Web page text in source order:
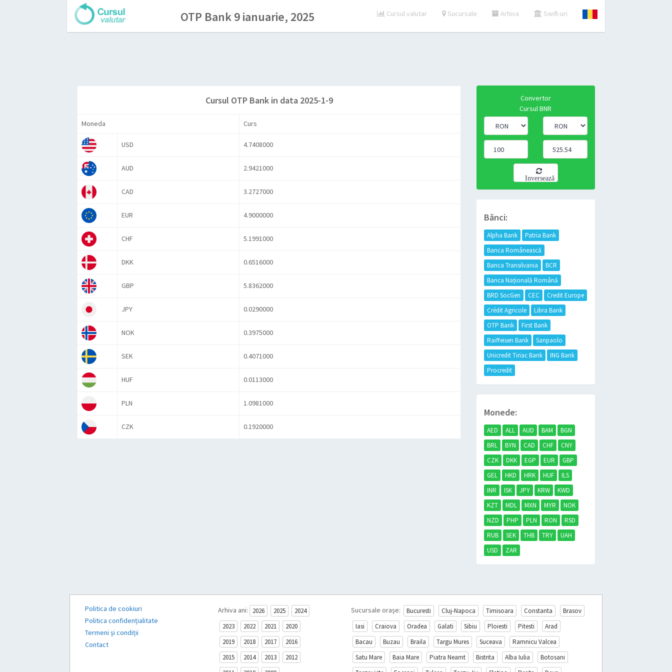
OTP Bank 9 ianuarie, 2025 Cursul valutar Sucursale Arhiva Swift-uri
Cursul OTP Bank in data 2025-1-9
Moneda Curs
USD 4.7408000
AUD 2.9421000
CAD 3.2727000
EUR 4.9000000
CHF 5.1991000
DKK 0.6516000
GBP 5.8362000
JPY 0.0290000
NOK 0.3975000
SEK 0.4071000
HUF 0.0113000
PLN 1.0981000
CZK 0.1920000
Convertor
Cursul BNR
Inversează
Bănci:
Alpha Bank
Patria Bank
Banca Românească
Banca Transilvania
BCR
Banca Națională Română
BRD SocGen
CEC
Credit Europe
Crédit Agricole
Libra Bank
OTP Bank
First Bank
Raiffeisen Bank
Sanpaolo
Unicredit Tiriac Bank
ING Bank
Procredit
Monede:
AED ALL AUD BAM
BGN
BRL
BYN CAD CHF
CNY
CZK
DKK EGP EUR
GBP
GEL
HKD HRK HUF
ILS
INR
ISK JPY KRW
KWD
KZT
MDL MXN MYR
NOK
NZD
PHP PLN RON
RSD
RUB
SEK THB TRY
UAH
USD
ZAR
Politica de cookiuri
Politica confidențialitate
Termeni și condiții
Contact
Arhiva ani: 2026 2025
2024
2023
2022 2021
2020
2019
2018 2017
2016
2015
2014 2013
2012
Sucursale orașe: Bucuresti Cluj-Napoca Timisoara Constanta
Brasov
Iasi
Craiova Oradea Galati Sibiu Ploiesti Pitesti
Arad
Bacau
Buzau Braila Targu Mures Suceava
Ramnicu Valcea
Satu Mare
Baia Mare Piatra Neamt Bistrita Alba Iulia
Botosani